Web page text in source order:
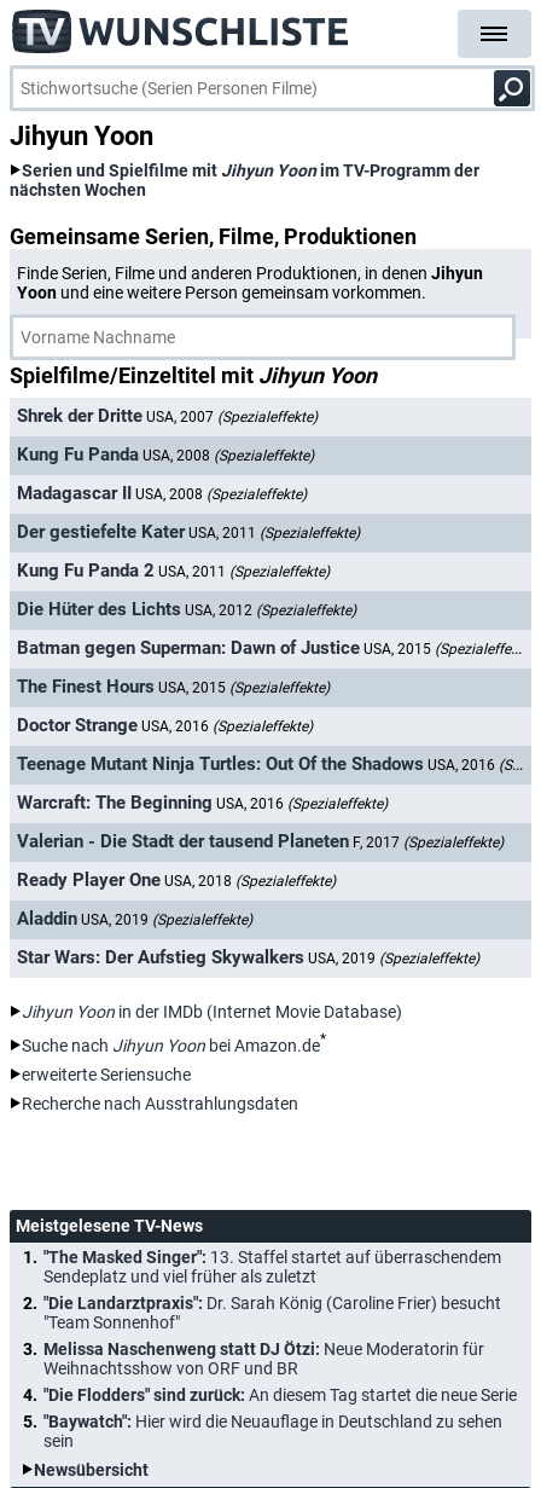
Jihyun Yoon
Serien und Spielfilme mit Jihyun Yoonim TV-Programm der
nächsten Wochen
Gemeinsame Serien, Filme, Produktionen
Finde Serien, Filme und anderen Produktionen, in denen Jihyun
Yoon und eine weitere Person gemeinsam vorkommen.
Spielfilme/Einzeltitel mit Jihyun Yoon
Shrek der Dritte USA, 2007 (Spezialeffekte)
Kung Fu Panda USA, 2008 (Spezialeffekte)
Madagascar II USA, 2008 (Spezialeffekte)
Der gestiefelte Kater USA, 2011 (Spezialeffekte)
Kung Fu Panda 2 USA, 2011 (Spezialeffekte)
Die Hüter des Lichts USA, 2012 (Spezialeffekte)
Batman gegen Superman: Dawn of Justice USA, 2015 (Spezialeffekte)
The Finest Hours USA, 2015 (Spezialeffekte)
Doctor Strange USA, 2016 (Spezialeffekte)
Teenage Mutant Ninja Turtles: Out Of the Shadows USA, 2016 (Spezialeffekte)
Warcraft: The Beginning USA, 2016 (Spezialeffekte)
Valerian - Die Stadt der tausend Planeten F, 2017 (Spezialeffekte)
Ready Player One USA, 2018 (Spezialeffekte)
Aladdin USA, 2019 (Spezialeffekte)
Star Wars: Der Aufstieg Skywalkers USA, 2019 (Spezialeffekte)
Jihyun Yoon in der IMDb (Internet Movie Database)
Suche nach Jihyun Yoon bei Amazon.de*
erweiterte Seriensuche
Recherche nach Ausstrahlungsdaten
Meistgelesene TV-News
"The Masked Singer": 13. Staffel startet auf überraschendem
Sendeplatz und viel früher als zuletzt
"Die Landarztpraxis": Dr. Sarah König (Caroline Frier) besucht
"Team Sonnenhof"
Melissa Naschenweng statt DJ Ötzi: Neue Moderatorin für
Weihnachtsshow von ORF und BR
"Die Flodders" sind zurück: An diesem Tag startet die neue Serie
"Baywatch": Hier wird die Neuauflage in Deutschland zu sehen
sein
Newsübersicht